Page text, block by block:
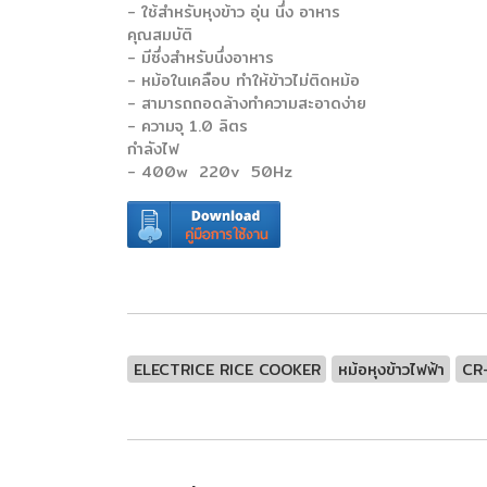
- ใช้สำหรับหุงข้าว อุ่น นึ่ง อาหาร
คุณสมบัติ
- มีซึ่งสำหรับนึ่งอาหาร
- หม้อในเคลือบ ทำให้ข้าวไม่ติดหม้อ
- สามารถถอดล้างทำความสะอาดง่าย
- ความจุ 1.0 ลิตร
กำลังไฟ
- 400w 220v 50Hz
ELECTRICE RICE COOKER หม้อหุงข้าวไฟฟ้า